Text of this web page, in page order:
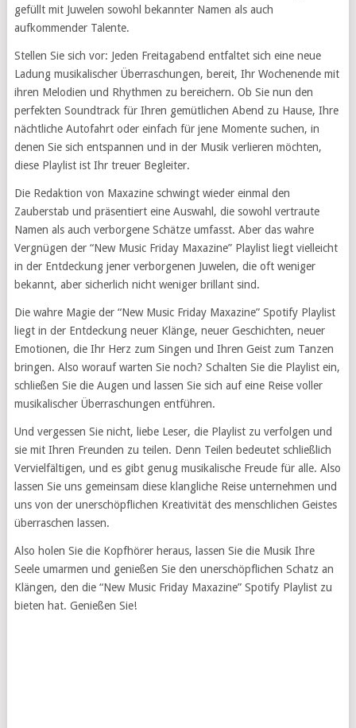
gefüllt mit Juwelen sowohl bekannter Namen als auch
aufkommender Talente.
Stellen Sie sich vor: Jeden Freitagabend entfaltet sich eine neue
Ladung musikalischer Überraschungen, bereit, Ihr Wochenende mit
ihren Melodien und Rhythmen zu bereichern. Ob Sie nun den
perfekten Soundtrack für Ihren gemütlichen Abend zu Hause, Ihre
nächtliche Autofahrt oder einfach für jene Momente suchen, in
denen Sie sich entspannen und in der Musik verlieren möchten,
diese Playlist ist Ihr treuer Begleiter.
Die Redaktion von Maxazine schwingt wieder einmal den
Zauberstab und präsentiert eine Auswahl, die sowohl vertraute
Namen als auch verborgene Schätze umfasst. Aber das wahre
Vergnügen der “New Music Friday Maxazine” Playlist liegt vielleicht
in der Entdeckung jener verborgenen Juwelen, die oft weniger
bekannt, aber sicherlich nicht weniger brillant sind.
Die wahre Magie der “New Music Friday Maxazine” Spotify Playlist
liegt in der Entdeckung neuer Klänge, neuer Geschichten, neuer
Emotionen, die Ihr Herz zum Singen und Ihren Geist zum Tanzen
bringen. Also worauf warten Sie noch? Schalten Sie die Playlist ein,
schließen Sie die Augen und lassen Sie sich auf eine Reise voller
musikalischer Überraschungen entführen.
Und vergessen Sie nicht, liebe Leser, die Playlist zu verfolgen und
sie mit Ihren Freunden zu teilen. Denn Teilen bedeutet schließlich
Vervielfältigen, und es gibt genug musikalische Freude für alle. Also
lassen Sie uns gemeinsam diese klangliche Reise unternehmen und
uns von der unerschöpflichen Kreativität des menschlichen Geistes
überraschen lassen.
Also holen Sie die Kopfhörer heraus, lassen Sie die Musik Ihre
Seele umarmen und genießen Sie den unerschöpflichen Schatz an
Klängen, den die “New Music Friday Maxazine” Spotify Playlist zu
bieten hat. Genießen Sie!